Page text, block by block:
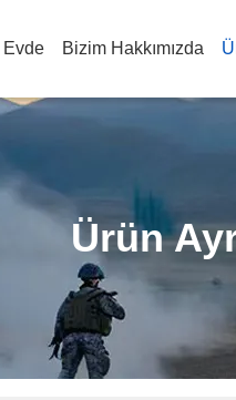
Evde Bizim Hakkımızda
Ürün